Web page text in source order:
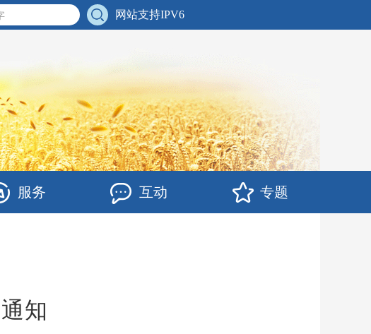
网站支持IPV6
服务 互动 专题
知